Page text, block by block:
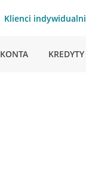
Klienci indywidualni
KONTA KREDYTY